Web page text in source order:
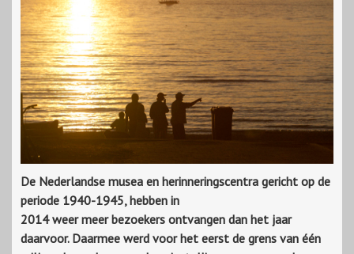
De Nederlandse musea en herinneringscentra gericht op de
periode 1940-1945, hebben in
2014 weer meer bezoekers ontvangen dan het jaar
daarvoor. Daarmee werd voor het eerst de grens van één